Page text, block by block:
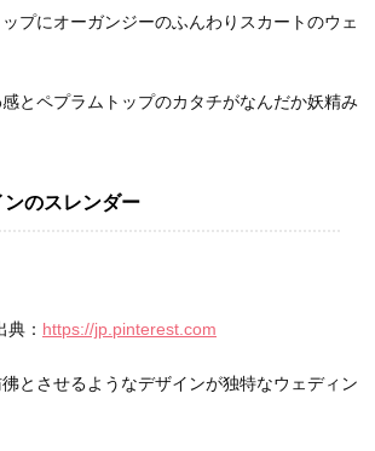
プにオーガンジーのふんわりスカートのウェ
とペプラムトップのカタチがなんだか妖精み
のスレンダー
典： https://jp.pinterest.com
とさせるようなデザインが独特なウェディン